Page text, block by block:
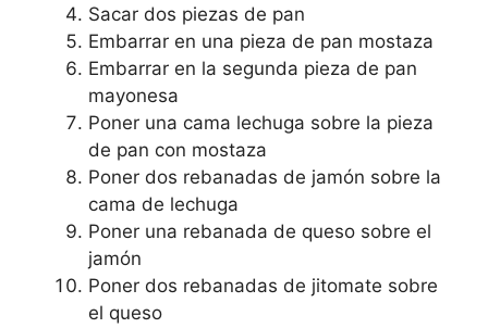
Sacar dos piezas de pan
Embarrar en una pieza de pan mostaza
Embarrar en la segunda pieza de pan
mayonesa
Poner una cama lechuga sobre la pieza
de pan con mostaza
Poner dos rebanadas de jamón sobre la
cama de lechuga
Poner una rebanada de queso sobre el
jamón
Poner dos rebanadas de jitomate sobre
el queso